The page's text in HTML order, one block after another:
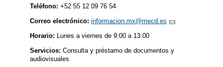
Teléfono: +52 55 12 09 76 54
Correo electrónico: informacion.mx@mecd.es
Horario: Lunes a viernes de 9:00 a 13:00
Servicios: Consulta y préstamo de documentos y
audiovisuales